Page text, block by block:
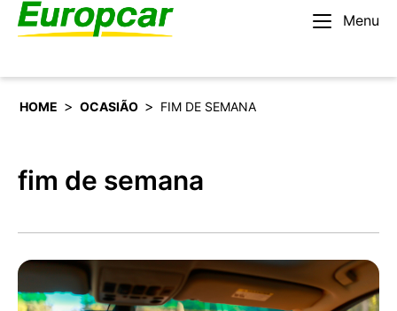
Menu
Português
HOME > OCASIÃO > FIM DE SEMANA
fim de semana